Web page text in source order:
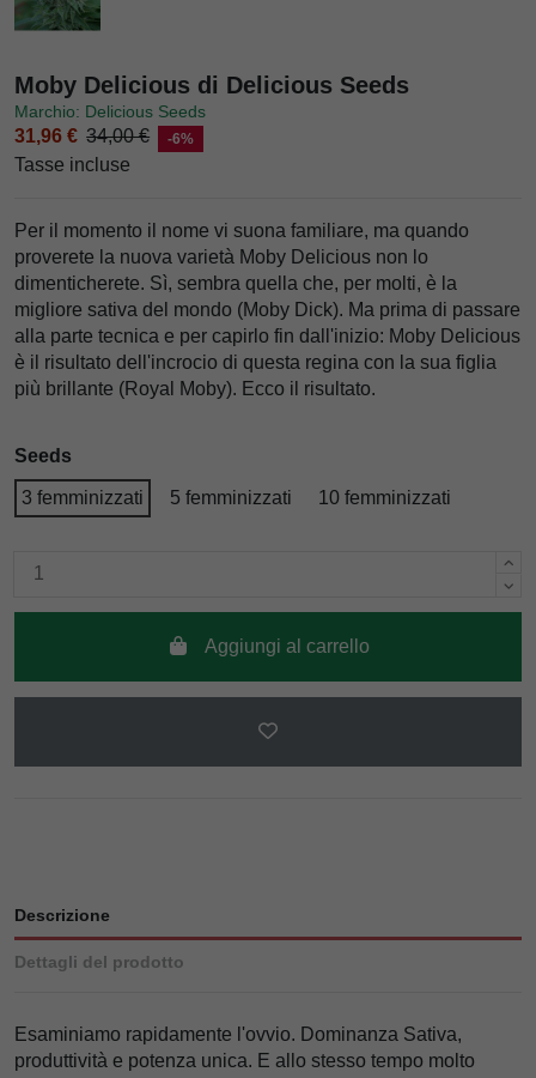
Moby Delicious di Delicious Seeds
Marchio: Delicious Seeds
31,96 € 34,00 € -6%
Tasse incluse
Per il momento il nome vi suona familiare, ma quando
proverete la nuova varietà Moby Delicious non lo
dimenticherete. Sì, sembra quella che, per molti, è la
migliore sativa del mondo (Moby Dick). Ma prima di passare
alla parte tecnica e per capirlo fin dall'inizio: Moby Delicious
è il risultato dell'incrocio di questa regina con la sua figlia
più brillante (Royal Moby). Ecco il risultato.
Seeds
3 femminizzati 5 femminizzati 10 femminizzati
Aggiungi al carrello
Descrizione
Dettagli del prodotto
Esaminiamo rapidamente l'ovvio. Dominanza Sativa,
produttività e potenza unica. E allo stesso tempo molto